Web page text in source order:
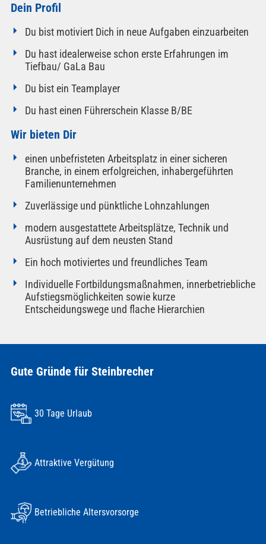
Dein Profil
Du bist motiviert Dich in neue Aufgaben einzuarbeiten
Du hast idealerweise schon erste Erfahrungen im
Tiefbau/ GaLa Bau
Du bist ein Teamplayer
Du hast einen Führerschein Klasse B/BE
Wir bieten Dir
einen unbefristeten Arbeitsplatz in einer sicheren
Branche, in einem erfolgreichen, inhabergeführten
Familienunternehmen
Zuverlässige und pünktliche Lohnzahlungen
modern ausgestattete Arbeitsplätze, Technik und
Ausrüstung auf dem neusten Stand
Ein hoch motiviertes und freundliches Team
Individuelle Fortbildungsmaßnahmen, innerbetriebliche
Aufstiegsmöglichkeiten sowie kurze
Entscheidungswege und flache Hierarchien
Gute Gründe für Steinbrecher
30 Tage Urlaub
Attraktive Vergütung
Betriebliche Altersvorsorge